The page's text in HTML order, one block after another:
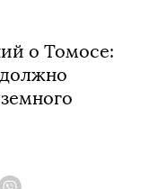
о Томосе: